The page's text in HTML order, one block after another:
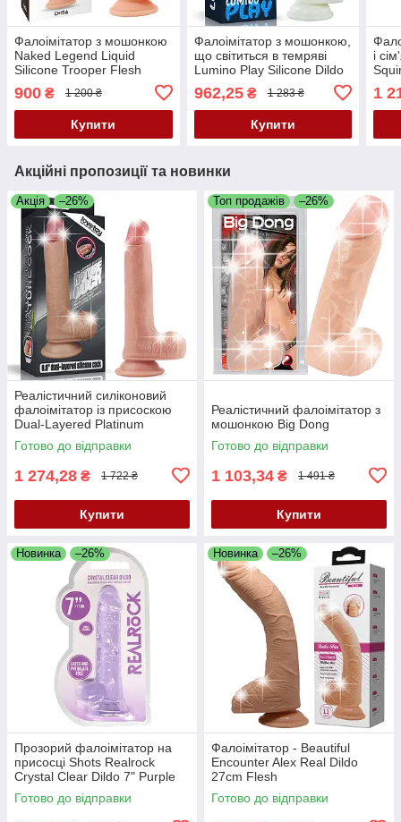
Фалоімітатор з мошонкою
Naked Legend Liquid
Silicone Trooper Flesh
900 ₴ 1 200 ₴
Купити
Фалоімітатор з мошонкою,
що світиться в темряві
Lumino Play Silicone Dildo
темряві 💙
962,25₴ 1 283 ₴
Купити
і
1
Акційні пропозиції та новинки
Акція –26%
Реалістичний силіконовий
фалоімітатор із присоскою
Dual-Layered Platinum
Silicone Nature Cock 8" Flesh
Готово до відправки
1 274,28 ₴ 1 722 ₴
Купити
Топ продажів –26%
Реалістичний фалоімітатор з
мошонкою Big Dong
Готово до відправки
1 103,34 ₴ 1 491 ₴
Купити
Новинка –26%
Прозорий фалоімітатор на
присосці Shots Realrock
Crystal Clear Dildo 7" Purple
Готово до відправки
Новинка –26%
Фалоімітатор - Beautiful
Encounter Alex Real Dildo
27cm Flesh
Готово до відправки